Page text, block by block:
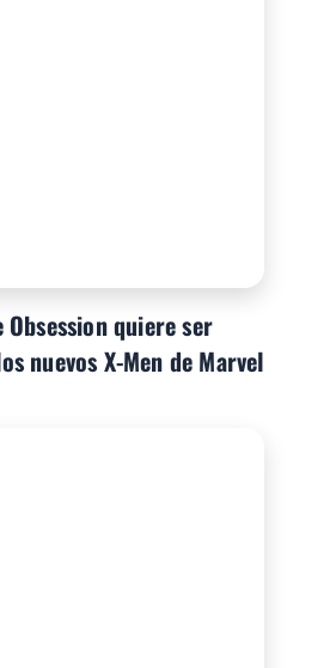
quiere ser
nuevos X-Men de Marvel